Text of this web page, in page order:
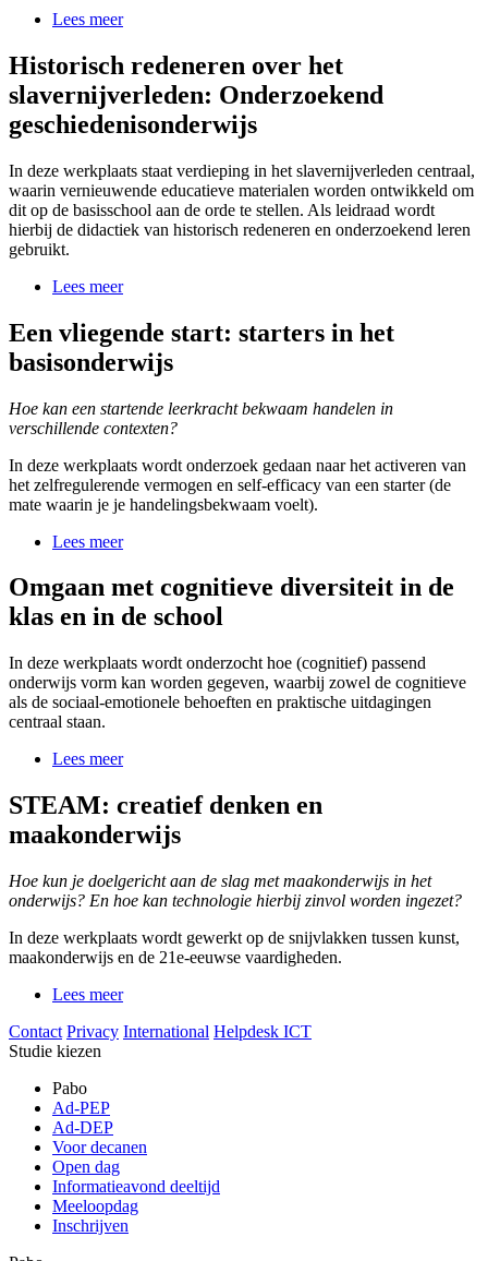
Lees meer
Historisch redeneren over het
slavernijverleden: Onderzoekend
geschiedenisonderwijs
In deze werkplaats staat verdieping in het slavernijverleden centraal,
waarin vernieuwende educatieve materialen worden ontwikkeld om
dit op de basisschool aan de orde te stellen. Als leidraad wordt
hierbij de didactiek van historisch redeneren en onderzoekend leren
gebruikt.
Lees meer
Een vliegende start: starters in het
basisonderwijs
Hoe kan een startende leerkracht bekwaam handelen in
verschillende contexten?
In deze werkplaats wordt onderzoek gedaan naar het activeren van
het zelfregulerende vermogen en self-efficacy van een starter (de
mate waarin je je handelingsbekwaam voelt).
Lees meer
Omgaan met cognitieve diversiteit in de
klas en in de school
In deze werkplaats wordt onderzocht hoe (cognitief) passend
onderwijs vorm kan worden gegeven, waarbij zowel de cognitieve
als de sociaal-emotionele behoeften en praktische uitdagingen
centraal staan.
Lees meer
STEAM: creatief denken en
maakonderwijs
Hoe kun je doelgericht aan de slag met maakonderwijs in het
onderwijs? En hoe kan technologie hierbij zinvol worden ingezet?
In deze werkplaats wordt gewerkt op de snijvlakken tussen kunst,
maakonderwijs en de 21e-eeuwse vaardigheden.
Lees meer
Contact Privacy International Helpdesk ICT
Studie kiezen
Pabo
Ad-PEP
Ad-DEP
Voor decanen
Open dag
Informatieavond deeltijd
Meeloopdag
Inschrijven